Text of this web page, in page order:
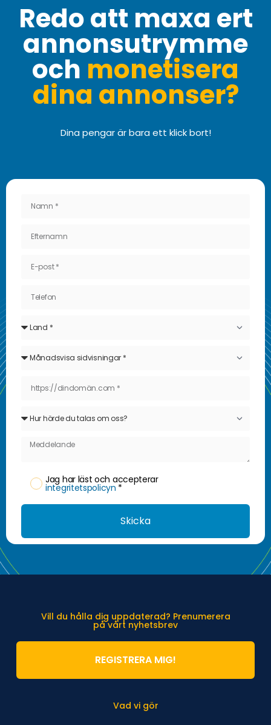
Redo att maxa ert
annonsutrymme
och monetisera
dina annonser?
Dina pengar är bara ett klick bort!
Jag har läst och accepterar
integritetspolicyn *
Skicka
Vad vi gör
Vill du hålla dig uppdaterad? Prenumerera
på vårt nyhetsbrev
REGISTRERA MIG!